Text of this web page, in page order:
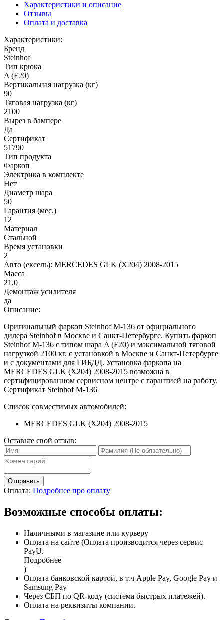
Характеристики и описание
Отзывы
Оплата и доставка
Характеристики:
Бренд
Steinhof
Тип крюка
A (F20)
Вертикальная нагрузка (кг)
90
Тяговая нагрузка (кг)
2100
Вырез в бампере
Да
Сертификат
51790
Тип продукта
Фаркоп
Электрика в комплекте
Нет
Диаметр шара
50
Гарантия (мес.)
12
Материал
Стальной
Время установки
2
Авто (ексель): MERCEDES GLK (X204) 2008-2015
Масса
21,0
Демонтаж усилителя
да
Описание:
Оригинальный фаркоп Steinhof M-136 от официального
дилера Steinhof в Москве и Санкт-Петербурге. Купить фаркоп
Steinhof M-136 с типом шара A (F20) и максимальной тяговой
нагрузкой 2100 кг. с установкой в Москве и Санкт-Петербурге
и с документами для ГИБДД. Установка фаркопа на
MERCEDES GLK (X204) 2008-2015 возможна в
сертифицированном сервисном центре с гарантией на работу.
Сертификат Steinhof M-136
Список совместимых автомобилей:
MERCEDES GLK (X204) 2008-2015
Оставьте свой отзыв:
Отправить
Оплата: Подробнее про оплату
Возможные способы оплаты:
Наличными в магазине или курьеру
Оплата на сайте (Оплата производится через сервис
PayU.
Подробнее
)
Оплата банковской картой, в т.ч Apple Pay, Google Pay и
Samsung Pay
Через СБП по QR-коду (система быстрых платежей).
Оплата на реквизиты компании.